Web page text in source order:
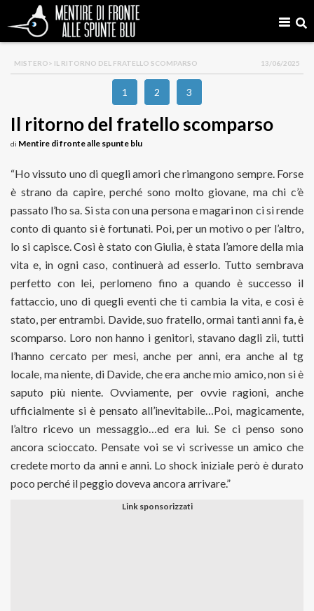
MISTERO> IL RITORNO DEL FRATELLO SCOMPARSO 13/06/2025
1 2 3
Il ritorno del fratello scomparso
di Mentire di fronte alle spunte blu
“Ho vissuto uno di quegli amori che rimangono sempre. Forse
è strano da capire, perché sono molto giovane, ma chi c’è
passato l’ho sa. Si sta con una persona e magari non ci si rende
conto di quanto si è fortunati. Poi, per un motivo o per l’altro,
lo si capisce. Così è stato con Giulia, è stata l’amore della mia
vita e, in ogni caso, continuerà ad esserlo. Tutto sembrava
perfetto con lei, perlomeno fino a quando è successo il
fattaccio, uno di quegli eventi che ti cambia la vita, e così è
stato, per entrambi. Davide, suo fratello, ormai tanti anni fa, è
scomparso. Loro non hanno i genitori, stavano dagli zii, tutti
l’hanno cercato per mesi, anche per anni, era anche al tg
locale, ma niente, di Davide, che era anche mio amico, non si è
saputo più niente. Ovviamente, per ovvie ragioni, anche
ufficialmente si è pensato all’inevitabile…Poi, magicamente,
l’altro ricevo un messaggio…ed era lui. Se ci penso sono
ancora scioccato. Pensate voi se vi scrivesse un amico che
credete morto da anni e anni. Lo shock iniziale però è durato
poco perché il peggio doveva ancora arrivare.”